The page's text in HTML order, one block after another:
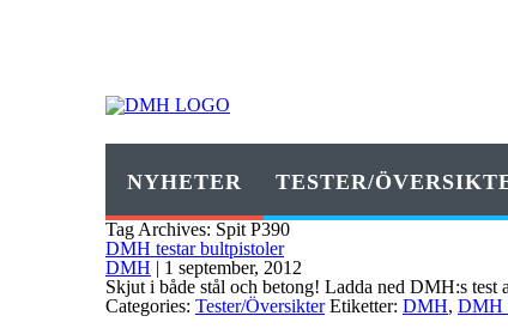
NYHETER TESTER/
Tag Archives: Spit P390
DMH testar bultpistoler
DMH | 1 september, 2012
Skjut i både stål och betong! Ladda ned DMH:s test
Categories: Tester/Översikter Etiketter: DMH, DMH